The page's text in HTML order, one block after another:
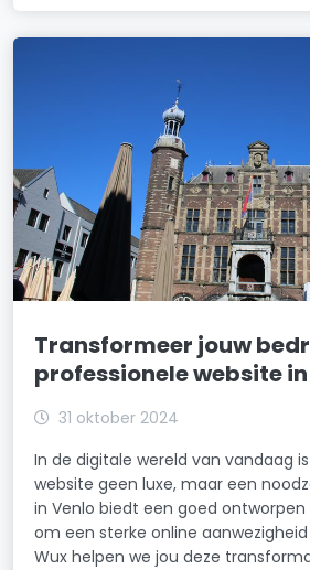
Transformeer jouw
professionele website
31 oktober 2024
In de digitale wereld van vandaag
website geen luxe, maar een
in Venlo biedt een goed ontworpen
om een sterke online
Wux helpen we jou deze